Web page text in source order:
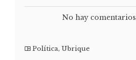
No hay comentarios
Política, Ubrique